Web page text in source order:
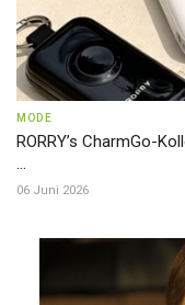
MODE
RORRY’s CharmGo-
...
06 Juni 2026